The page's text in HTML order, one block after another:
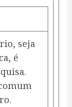
seja
é